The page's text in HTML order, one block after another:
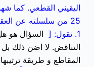
اليقيني القطعي. كما
25 من سلسلته عن العقيدة !
1. تقول: [
السؤال هو
التناقض. لا اضن ذلك
المقاطع و طريقة ترتيبها